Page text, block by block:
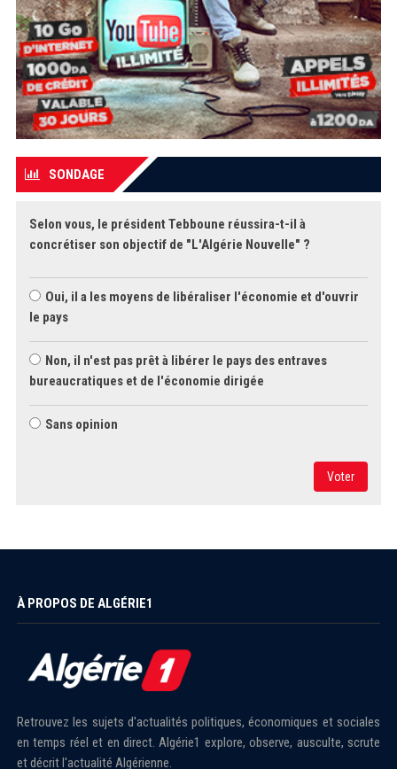
SONDAGE
Selon vous, le président Tebboune réussira-t-il à
concrétiser son objectif de "L'Algérie Nouvelle" ?
Oui, il a les moyens de libéraliser l'économie et d'ouvrir
le pays
Non, il n'est pas prêt à libérer le pays des entraves
bureaucratiques et de l'économie dirigée
Sans opinion
Voter
À PROPOS DE ALGÉRIE1
Retrouvez les sujets d'actualités politiques, économiques et sociales
en temps réel et en direct. Algérie1 explore, observe, ausculte, scrute
et décrit l'actualité Algérienne.